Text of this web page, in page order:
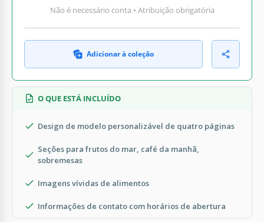
Não é necessário conta • Atribuição obrigatória
Adicionar à coleção
O QUE ESTÁ INCLUÍDO
Design de modelo personalizável de quatro páginas
Seções para frutos do mar, café da manhã,
sobremesas
Imagens vívidas de alimentos
Informações de contato com horários de abertura